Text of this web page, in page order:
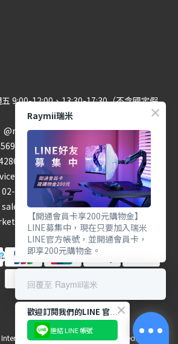
9:00-12:00、13:30-17:30（不含國定假
@raymii
#201 #202
22755699 #302
sales@raymii.com
Limited. All Rights Reserved.
Raymii瑞米
【開通會員卡享200元購物金】
LINE募集中，現在只要加入瑞米
LINE官方帳號，並開通會員卡，
即享200元購物金。
回覆至 Raymii瑞米
歡迎訂閱我們的LINE 官方帳號
連結 LINE 帳號